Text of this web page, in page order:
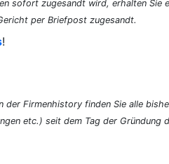
sofort zugesandt wird, erhalten Sie
per Briefpost zugesandt.
!
der Firmenhistory finden Sie alle
etc.) seit dem Tag der Gründung